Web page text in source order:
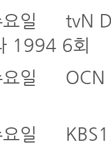
일
tvN
1994 6회
일
일
KBS1